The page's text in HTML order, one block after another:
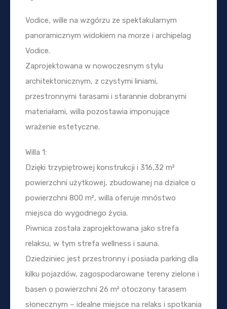
Vodice, wille na wzgórzu ze spektakularnym
panoramicznym widokiem na morze i archipelag
Vodice.
Zaprojektowana w nowoczesnym stylu
architektonicznym, z czystymi liniami,
przestronnymi tarasami i starannie dobranymi
materiałami, willa pozostawia imponujące
wrażenie estetyczne.
Willa 1:
Dzięki trzypiętrowej konstrukcji i 316,32 m²
powierzchni użytkowej, zbudowanej na działce o
powierzchni 800 m², willa oferuje mnóstwo
miejsca do wygodnego życia.
Piwnica została zaprojektowana jako strefa
relaksu, w tym strefa wellness i sauna.
Dziedziniec jest przestronny i posiada parking dla
kilku pojazdów, zagospodarowane tereny zielone i
basen o powierzchni 26 m² otoczony tarasem
słonecznym – idealne miejsce na relaks i spotkania